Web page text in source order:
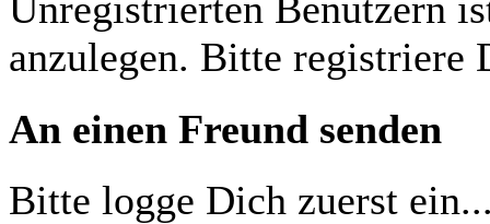
Unregistrierten Benutzern
anzulegen. Bitte registriere
An einen Freund senden
Bitte logge Dich zuerst